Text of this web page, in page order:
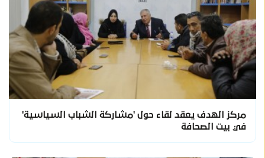
مركز الهدف يعقد لقاء حول 'مشاركة الشباب السياسية'
في بيت الصحافة